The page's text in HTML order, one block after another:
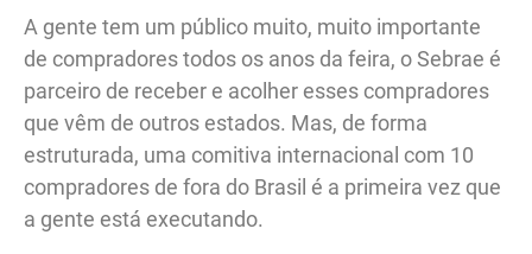
A gente tem um público muito, muito importante
de compradores todos os anos da feira, o Sebrae é
parceiro de receber e acolher esses compradores
que vêm de outros estados. Mas, de forma
estruturada, uma comitiva internacional com 10
compradores de fora do Brasil é a primeira vez que
a gente está executando.